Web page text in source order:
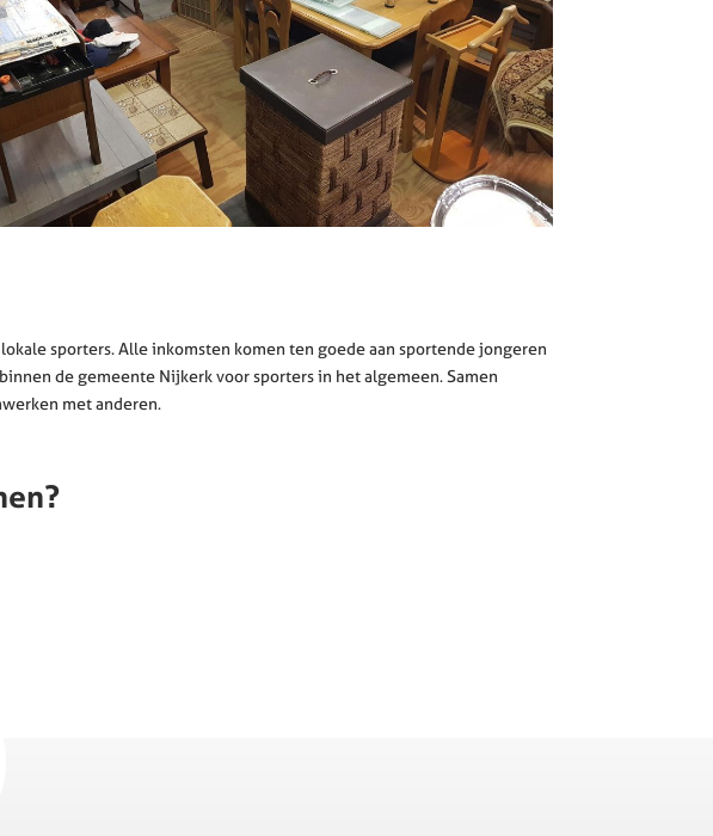
sporters. Alle inkomsten komen ten goede aan sportende jongeren
de gemeente Nijkerk voor sporters in het algemeen. Samen
met anderen.